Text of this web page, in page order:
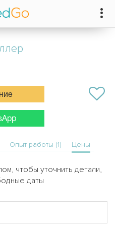
Опыт работы (1) Цены
чтобы уточнить детали,
даты